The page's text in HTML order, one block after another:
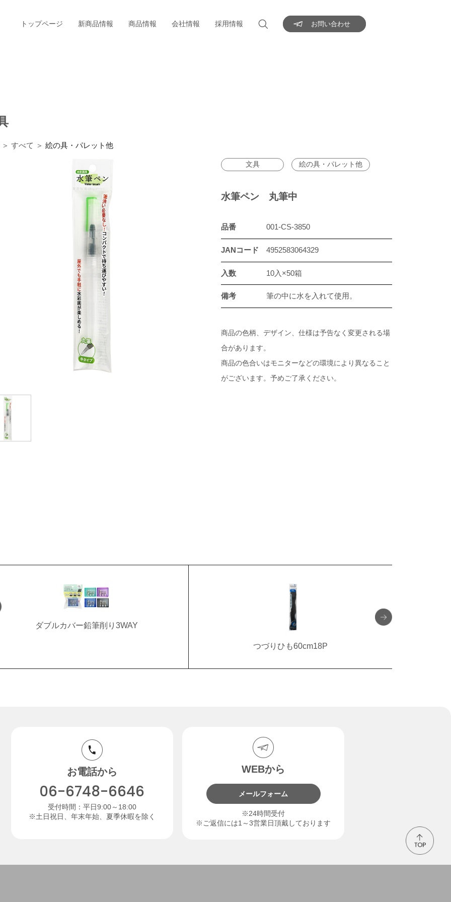
トップページ 新商品情報 商品情報 会社情報 採用情報 お問い合わせ
＞ すべて ＞ 絵の具・パレット他
文具 絵の具・パレット他
水筆ペン 丸筆中
品番 001-CS-3850
JANコード 4952583064329
入数 10入×50箱
備考 筆の中に水を入れて使用。
商品の色柄、デザイン、仕様は予告なく変更される場
合があります。
商品の色合いはモニターなどの環境により異なること
がございます。予めご了承ください。
ダブルカバー鉛筆削り3WAY
つづりひも60cm18P
お電話から
06-6748-6646
受付時間：平日9:00～18:00
※土日祝日、年末年始、夏季休暇を除く
WEBから
メールフォーム
※24時間受付
※ご返信には1～3営業日頂戴しております